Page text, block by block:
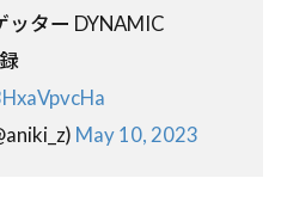
ッター DYNAMIC
May 10, 2023